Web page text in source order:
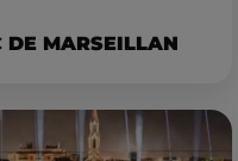
DE MARSEILLAN